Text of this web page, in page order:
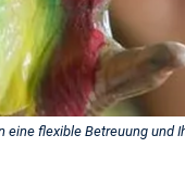
eine flexible Betreuung und